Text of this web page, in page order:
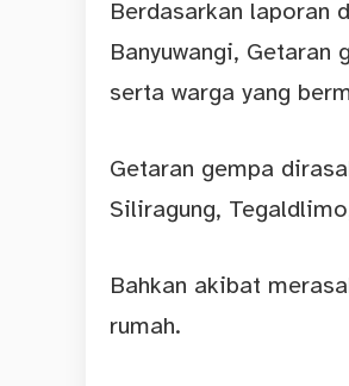
Berdasarkan laporan
Banyuwangi, Getaran
serta warga yang
Getaran gempa
Siliragung,
Bahkan akibat
rumah.